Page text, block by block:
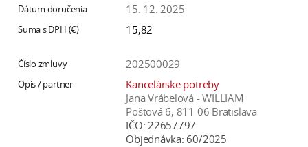
15. 12. 2025
15,82
202500029
Kancelárske potreby
Jana Vrábelová - WILLIAM
Poštová 6, 811 06 Bratislava
IČO: 22657797
Objednávka: 60/2025